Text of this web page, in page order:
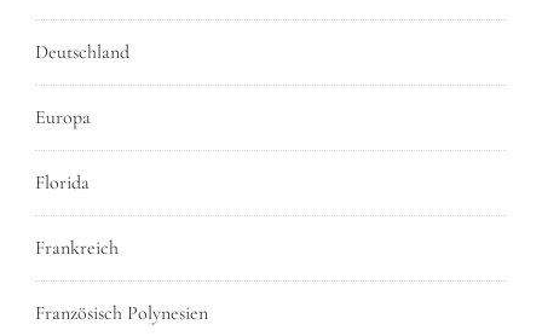
Deutschland
Europa
Florida
Frankreich
Französisch Polynesien